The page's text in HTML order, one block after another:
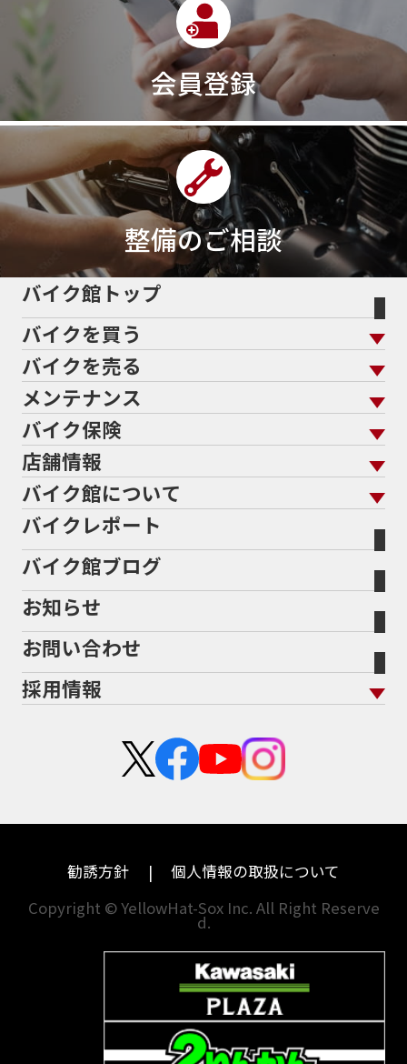
会員登録
整備のご相談
バイク館トップ
バイクを買う
バイクを買う トップ
バイクを探す
メーカーから探す
色から探す
スタイルから探す
排気量から探す
地域から探す
走行距離から探す
中古車から探す
バイクを売る
バイクを売る トップ
バイク館買取の強み
バイクを高く売るコツ
バイク買取の流れ
全国展開の強み
よくあるご質問
バイク買取強化車両
メーカー別買取相場・
ヤマハ
ホンダ
スズキ
ハーレーダビッドソン
ドゥカティ
トライアンフ
アプリリア
KTM
モトグッツイ
MVアグスタ
他海外ﾒｰｶｰ
メンテナンス
メンテナンス トップ
バイク点検
バイク車検
Bikeep
プロテクションフィルム
バイク保険
バイク保険 トップ
自賠責保険
任意保険
バイク保険無料見積り（現在未加入の方）
バイク保険無料見積り（他社でご加入の方）
盗難保険
店舗情報
店舗情報 トップ
北海道
宮城
福島
茨城
栃木
兵庫
福岡
長崎
熊本
バイク館について
バイク館について トップ
バイク館が選ばれる理由
会社概要
沿革
二輪公正取引協議会加盟店
バイクレポート
バイク館ブログ
お知らせ
お問い合わせ
採用情報
中途採用・アルバイト
勧誘方針
個人情報の取扱について
Copyright © YellowHat-Sox Inc. All Right Reserve
d.